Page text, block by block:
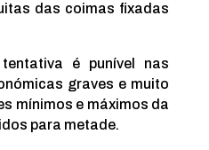
das coimas fixadas
é punível nas
graves e muito
mínimos e máximos da
para metade.